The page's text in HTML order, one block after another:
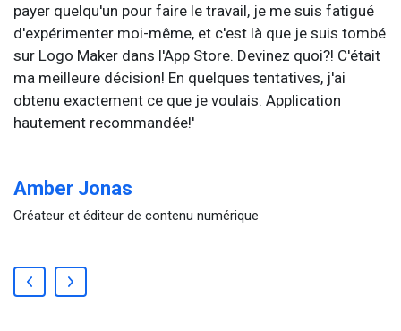
payer quelqu'un pour faire le travail, je me suis fatigué
d'expérimenter moi-même, et c'est là que je suis tombé
sur Logo Maker dans l'App Store. Devinez quoi?! C'était
ma meilleure décision! En quelques tentatives, j'ai
obtenu exactement ce que je voulais. Application
hautement recommandée!'
Amber Jonas
Créateur et éditeur de contenu numérique
Previous
Next